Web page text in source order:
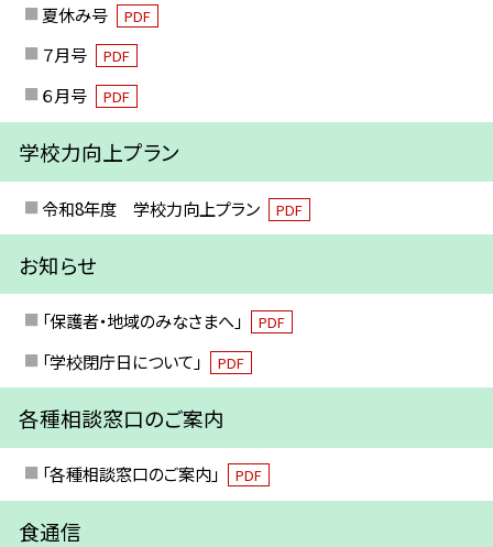
夏休み号 PDF
７月号 PDF
６月号 PDF
学校力向上プラン
令和8年度 学校力向上プラン PDF
お知らせ
「保護者・地域のみなさまへ」 PDF
「学校閉庁日について」 PDF
各種相談窓口のご案内
「各種相談窓口のご案内」 PDF
食通信